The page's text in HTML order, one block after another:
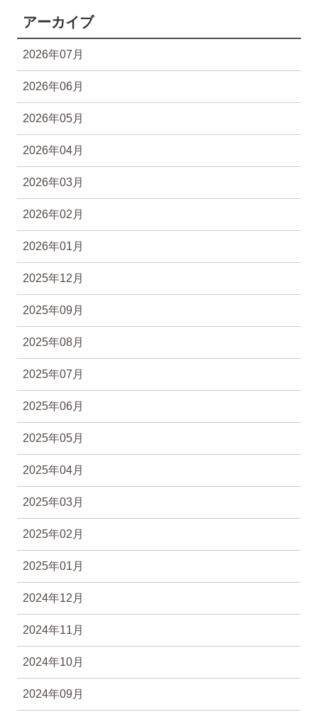
アーカイブ
2026年07月
2026年06月
2026年05月
2026年04月
2026年03月
2026年02月
2026年01月
2025年12月
2025年09月
2025年08月
2025年07月
2025年06月
2025年05月
2025年04月
2025年03月
2025年02月
2025年01月
2024年12月
2024年11月
2024年10月
2024年09月